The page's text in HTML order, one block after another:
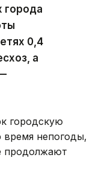
города
0,4
а
городскую
время непогоды,
продолжают